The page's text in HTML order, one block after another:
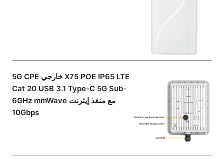
5G CPE خارجي X75 POE IP65 LTE
Cat 20 USB 3.1 Type-C 5G Sub-
6GHz mmWave مع منفذ إيثرنت
10Gbps